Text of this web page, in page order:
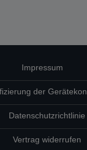
Impressum
der
Datenschutzrichtlinie
Vertrag widerrufen